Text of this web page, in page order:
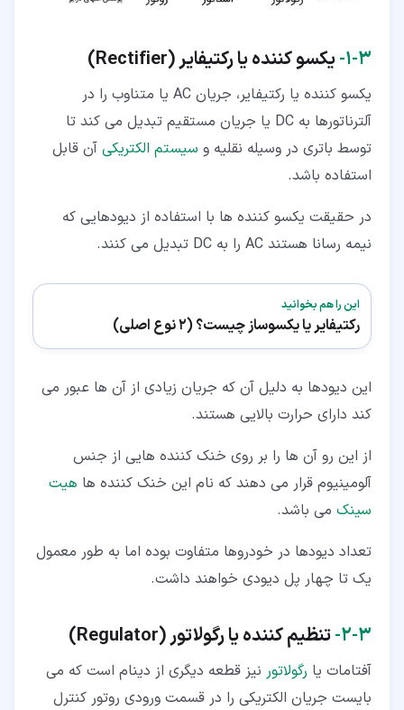
۳‏-‏۱‏- یکسو کننده یا رکتیفایر (Rectifier )
یکسو کننده یا رکتیفایر، جریان AC یا متناوب را در
آلترناتورها به DC یا جریان مستقیم تبدیل می کند تا
توسط باتری در وسیله نقلیه و سیستم الکتریکی آن قابل
استفاده باشد.
در حقیقت یکسو کننده ها با استفاده از دیودهایی که
نیمه رسانا هستند AC را به DC تبدیل می کنند.
این را هم بخوانید
رکتیفایر یا یکسوساز چیست؟ (2 نوع اصلی)
این دیودها به دلیل آن که جریان زیادی از آن ها عبور می
کند دارای حرارت بالایی هستند.
از این رو آن ها را بر روی خنک کننده هایی از جنس
آلومینیوم قرار می دهند که نام این خنک کننده ها هیت
سینک می باشد.
تعداد دیودها در خودروها متفاوت بوده اما به طور معمول
یک تا چهار پل دیودی خواهند داشت.
۳‏-‏۲‏- تنظیم کننده یا رگولاتور (Regulator)
آفتامات یا رگولاتور نیز قطعه دیگری از دینام است که می
بایست جریان الکتریکی را در قسمت ورودی روتور کنترل